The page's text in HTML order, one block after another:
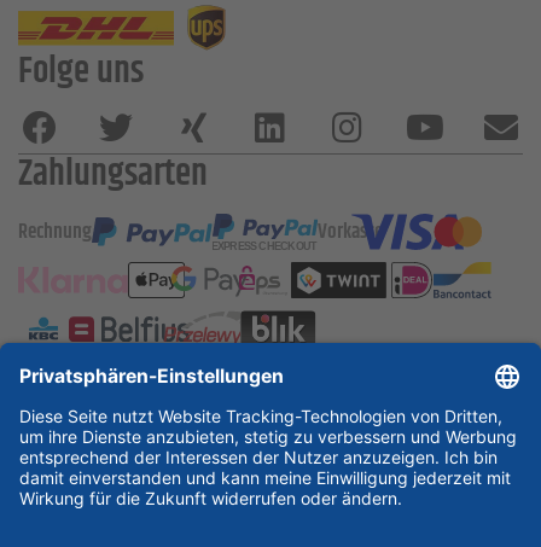
Folge uns
Zahlungsarten
Rechnung Vorkasse
ESSKA International
new
new new